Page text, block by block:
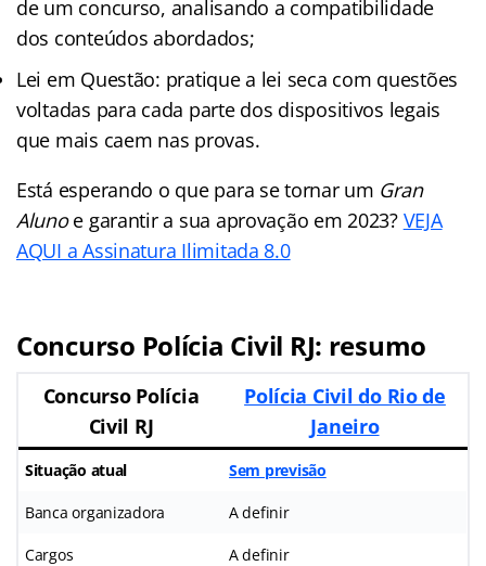
de um concurso, analisando a compatibilidade
dos conteúdos abordados;
Lei em Questão: pratique a lei seca com questões
voltadas para cada parte dos dispositivos legais
que mais caem nas provas.
Está esperando o que para se tornar um Gran
Alunoe garantir a sua aprovação em 2023? VEJA
AQUI a Assinatura Ilimitada 8.0
Concurso Polícia Civil RJ: resumo
Concurso Polícia
Civil RJ
Polícia Civil do Rio de
Janeiro
Situação atual Sem previsão
Banca organizadora A definir
Cargos A definir